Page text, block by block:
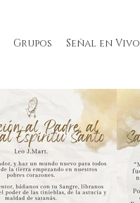
Grupos Señal en Vivo